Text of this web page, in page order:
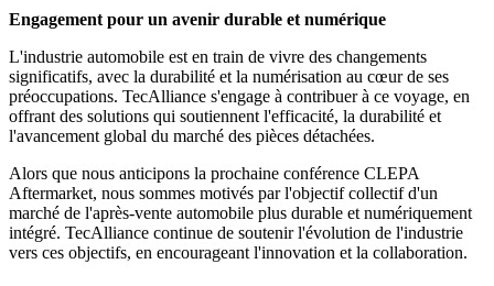
Engagement pour un avenir durable et numérique
L'industrie automobile est en train de vivre des changements
significatifs, avec la durabilité et la numérisation au cœur de ses
préoccupations. TecAlliance s'engage à contribuer à ce voyage, en
offrant des solutions qui soutiennent l'efficacité, la durabilité et
l'avancement global du marché des pièces détachées.
Alors que nous anticipons la prochaine conférence CLEPA
Aftermarket, nous sommes motivés par l'objectif collectif d'un
marché de l'après-vente automobile plus durable et numériquement
intégré. TecAlliance continue de soutenir l'évolution de l'industrie
vers ces objectifs, en encourageant l'innovation et la collaboration.